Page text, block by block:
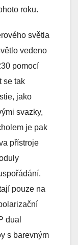
roku.
světla
vedeno
pomocí
se tak
jako
svazky,
je pak
přístroje
pouze na
dual
s barevným